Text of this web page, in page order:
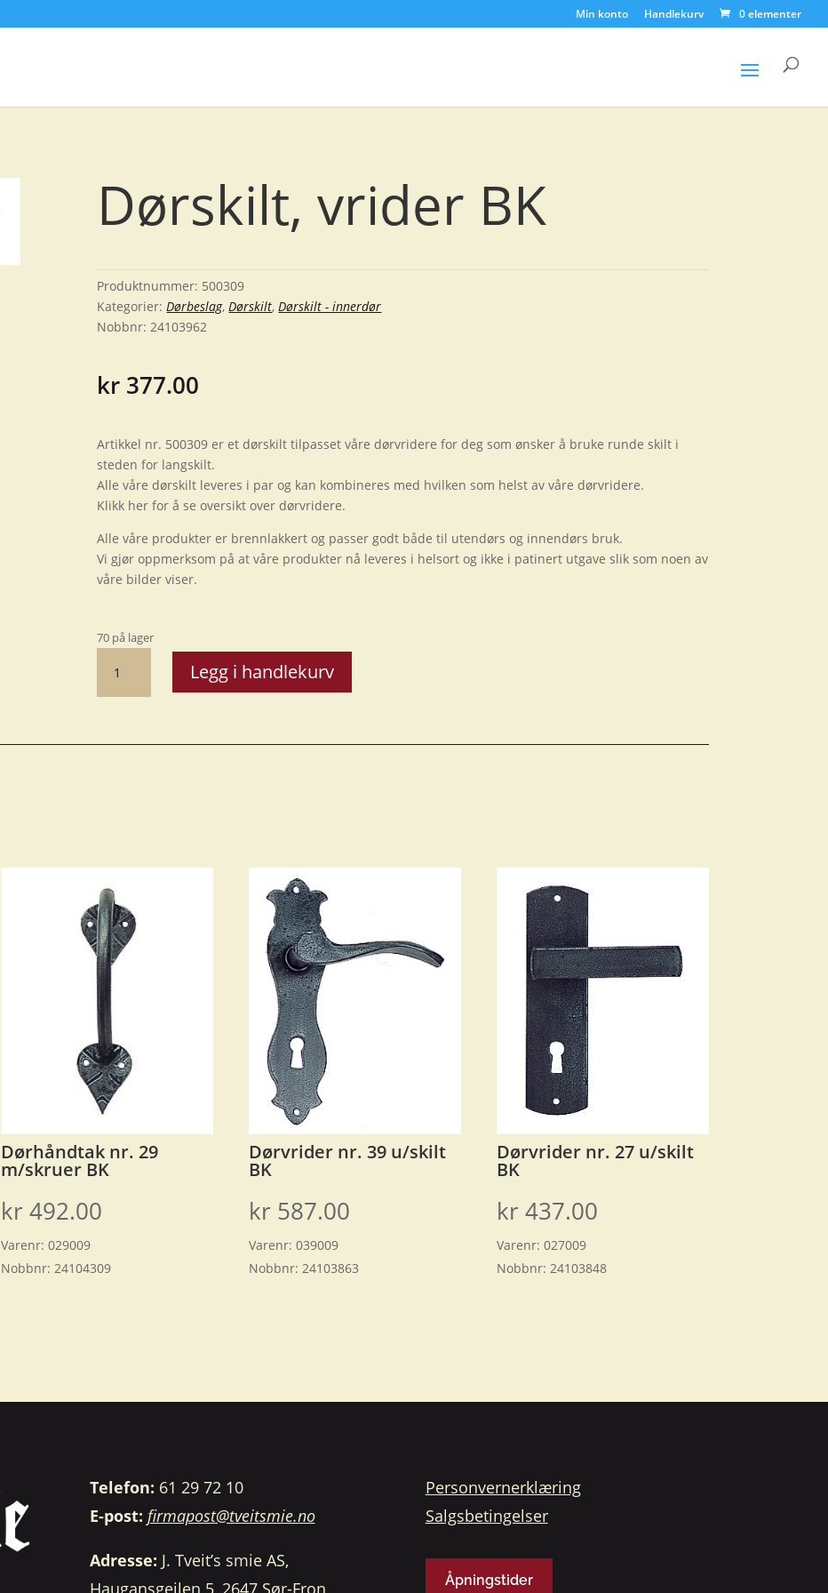
Min konto Handlekurv 0 elementer
Products
Dørskilt, vrider BK
Produktnummer: 500309
Kategorier: Dørbeslag, Dørskilt, Dørskilt - innerdør
Nobbnr: 24103962
kr 377.00
Artikkel nr. 500309 er et dørskilt tilpasset våre dørvridere for deg som ønsker å bruke runde skilt i
steden for langskilt.
Alle våre dørskilt leveres i par og kan kombineres med hvilken som helst av våre dørvridere.
Klikk her for å se oversikt over dørvridere.
Alle våre produkter er brennlakkert og passer godt både til utendørs og innendørs bruk.
Vi gjør oppmerksom på at våre produkter nå leveres i helsort og ikke i patinert utgave slik som noen av
våre bilder viser.
70 på lager
vrider
BK
Legg i handlekurv
Dørhåndtak nr. 29
m/skruer BK
kr 492.00
Varenr:029009
Nobbnr:24104309
Dørvrider nr. 39 u/skilt
BK
kr 587.00
Varenr:039009
Nobbnr:24103863
Dørvrider nr. 27 u/skilt
BK
kr 437.00
Varenr:027009
Nobbnr:24103848
Telefon: 61 29 72 10
E-post: firmapost@tveitsmie.no
Adresse: J. Tveit’s smie AS,
Personvernerklæring
Salgsbetingelser
Åpningstider